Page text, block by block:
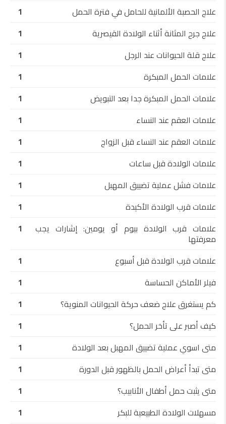
علاج الحصبة الألمانية للحامل في فترة الحمل
1
علاج جرح المثانة أثناء الولادة القيصرية
1
علاج قلة الحيوانات عند الرجل
1
علامات الحمل المبكرة
1
علامات الحمل المبكرة جدا بعد التبويض
1
علامات العقم عند النساء
1
علامات العقم عند النساء قبل الزواج
1
علامات الولادة قبل ساعات
1
علامات فشل عملية تضييق المهبل
1
علامات قرب الولادة الأكيدة
1
علامات قرب الولادة بيوم أو يومين: إشارات يجب
معرفتها
1
علامات قرب الولادة قبل أسبوع
1
فيلر الأماكن الحساسة
1
كم يستغرق علاج ضعف حركة الحيوانات المنوية؟
1
كيف أصبر على تأخر الحمل؟
1
متى اسوي عملية تضييق المهبل بعد الولادة
1
متى تبدأ أعراض الحمل بالظهور قبل الدورة
1
متى يثبت حمل أطفال الأنابيب؟
1
مسهلات الولادة الطبيعية للبكر
1